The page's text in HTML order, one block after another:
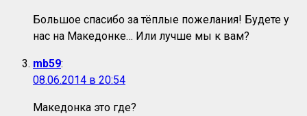
Большое спасибо за тёплые пожелания! Будете у
нас на Македонке… Или лучше мы к вам?
mb59:
08.06.2014 в 20:54
Македонка это где?